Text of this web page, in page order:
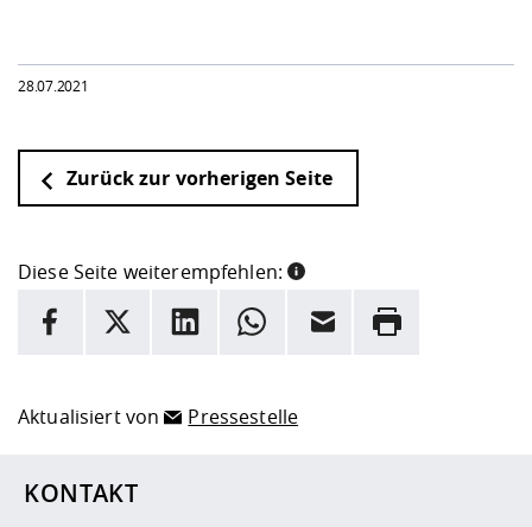
28.07.2021
Zurück zur vorherigen Seite
Diese Seite weiterempfehlen:
INFORMATION
Facebook
X LinkedInWhatsappE-Mail Drucken
Aktualisiert von Pressestelle
KONTAKT